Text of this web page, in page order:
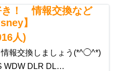
き！ 情報交換など
】
人)
報交換しましょう(*^◯^*)
WDW DLR DL…